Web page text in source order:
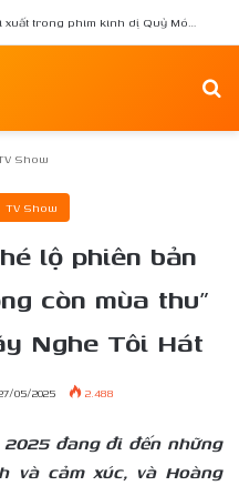
Nữ chính Tee Yod: Quỷ Ăn Tạng tái xuất trong phim kinh dị Quỷ Móc Mắt
Show
TV Show
lộ phiên bản
còn mùa thu”
Nghe Tôi Hát
05/2025 2.488
đang đi đến những
và cảm xúc, và Hoàng